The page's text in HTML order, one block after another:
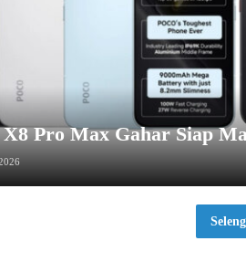
X8 Pro Max Gahar Siap